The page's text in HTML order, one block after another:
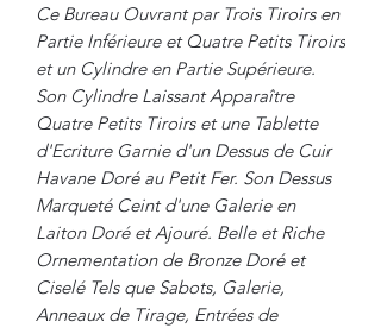
Ce Bureau Ouvrant par Trois Tiroirs en
Partie Inférieure et Quatre Petits Tiroirs
et un Cylindre en Partie Supérieure.
Son Cylindre Laissant Apparaître
Quatre Petits Tiroirs et une Tablette
d'Ecriture Garnie d'un Dessus de Cuir
Havane Doré au Petit Fer. Son Dessus
Marqueté Ceint d'une Galerie en
Laiton Doré et Ajouré. Belle et Riche
Ornementation de Bronze Doré et
Ciselé Tels que Sabots, Galerie,
Anneaux de Tirage, Entrées de